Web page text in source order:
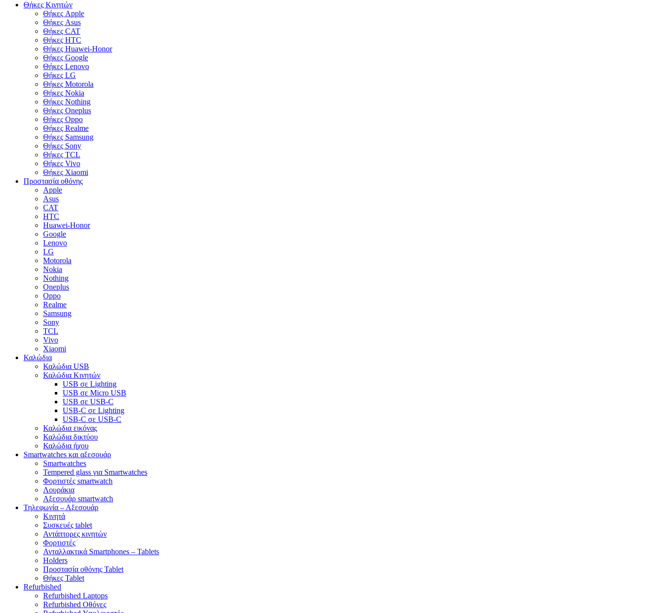
Θήκες Κινητών
Θήκες Apple
Θήκες Asus
Θήκες CAT
Θήκες HTC
Θήκες Huawei-Honor
Θήκες Google
Θήκες Lenovo
Θήκες LG
Θήκες Motorola
Θήκες Nokia
Θήκες Nothing
Θήκες Oneplus
Θήκες Oppo
Θήκες Realme
Θήκες Samsung
Θήκες Sony
Θήκες TCL
Θήκες Vivo
Θήκες Xiaomi
Προστασία οθόνης
Apple
Asus
CAT
HTC
Huawei-Honor
Google
Lenovo
LG
Motorola
Nokia
Nothing
Oneplus
Oppo
Realme
Samsung
Sony
TCL
Vivo
Xiaomi
Καλώδια
Καλώδια USB
Καλώδια Κινητών
USB σε Lighting
USB σε Micro USB
USB σε USB-C
USB-C σε Lighting
USB-C σε USB-C
Καλώδια εικόνας
Καλώδια δικτύου
Καλώδια ήχου
Smartwatches και αξεσουάρ
Smartwatches
Tempered glass για Smartwatches
Φορτιστές smartwatch
Λουράκια
Αξεσουάρ smartwatch
Τηλεφωνία – Αξεσουάρ
Κινητά
Συσκευές tablet
Αντάπτορες κινητών
Φορτιστές
Ανταλλακτικά Smartphones – Tablets
Holders
Προστασία οθόνης Tablet
Θήκες Tablet
Refurbished
Refurbished Laptops
Refurbished Οθόνες